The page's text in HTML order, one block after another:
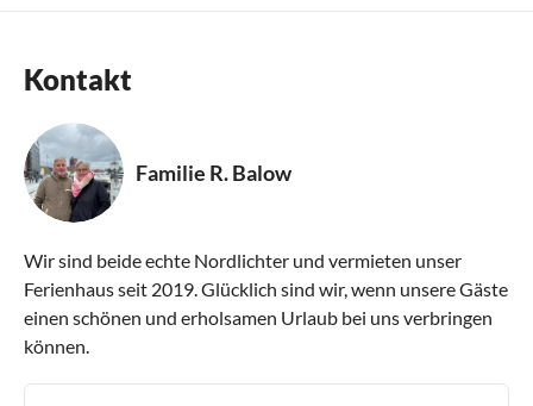
Kontakt
Familie R. Balow
Wir sind beide echte Nordlichter und vermieten unser
Ferienhaus seit 2019. Glücklich sind wir, wenn unsere Gäste
einen schönen und erholsamen Urlaub bei uns verbringen
können.